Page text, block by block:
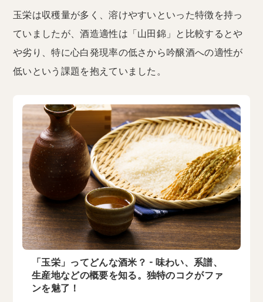
玉栄は収穫量が多く、溶けやすいといった特徴を持っ
ていましたが、酒造適性は「山田錦」と比較するとや
や劣り、特に心白発現率の低さから吟醸酒への適性が
低いという課題を抱えていました。
「玉栄」ってどんな酒米？ - 味わい、系譜、
生産地などの概要を知る。独特のコクがファ
ンを魅了！